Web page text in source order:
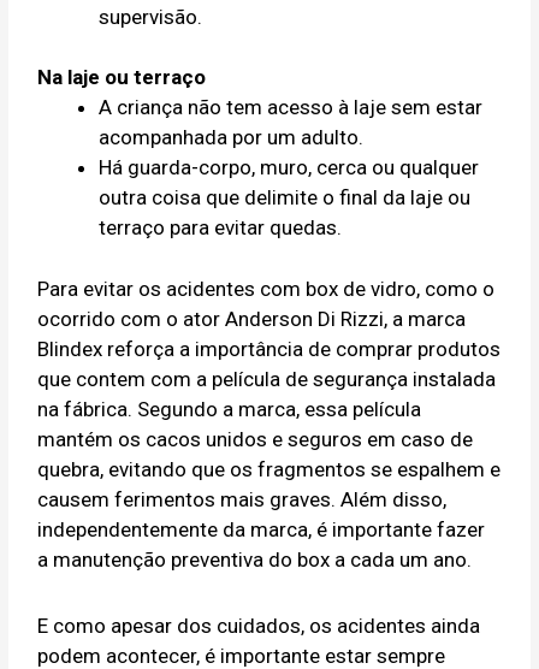
supervisão.
Na laje ou terraço
A criança não tem acesso à laje sem estar
acompanhada por um adulto.
Há guarda-corpo, muro, cerca ou qualquer
outra coisa que delimite o final da laje ou
terraço para evitar quedas.
Para evitar os acidentes com box de vidro, como o
ocorrido com o ator Anderson Di Rizzi, a marca
Blindex reforça a importância de comprar produtos
que contem com a película de segurança instalada
na fábrica. Segundo a marca, essa película
mantém os cacos unidos e seguros em caso de
quebra, evitando que os fragmentos se espalhem e
causem ferimentos mais graves. Além disso,
independentemente da marca, é importante fazer
a manutenção preventiva do box a cada um ano.
E como apesar dos cuidados, os acidentes ainda
podem acontecer, é importante estar sempre